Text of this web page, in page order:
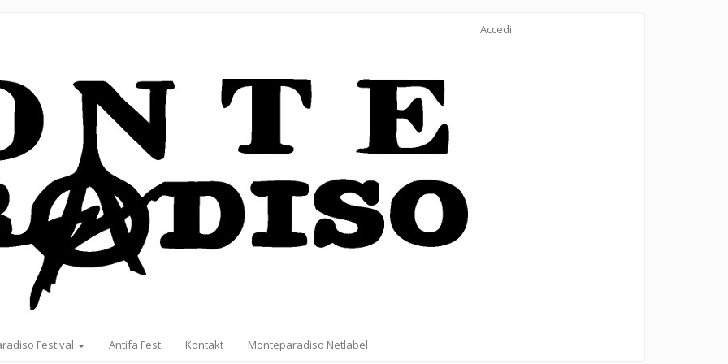
Accedi
Festival Antifa Fest Kontakt Monteparadiso Netlabel